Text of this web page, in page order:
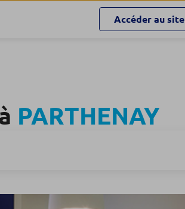
Accéder au site
PARTHENAY